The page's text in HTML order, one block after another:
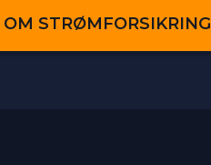
OM STRØMFORSIKRING